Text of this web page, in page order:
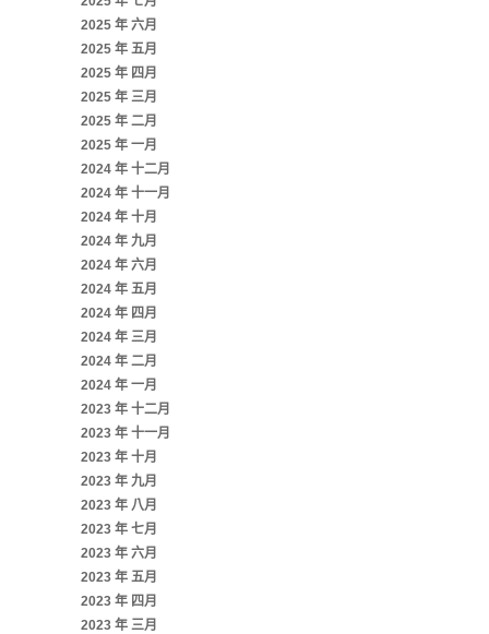
2025 年 六月
2025 年 五月
2025 年 四月
2025 年 三月
2025 年 二月
2025 年 一月
2024 年 十二月
2024 年 十一月
2024 年 十月
2024 年 九月
2024 年 六月
2024 年 五月
2024 年 四月
2024 年 三月
2024 年 二月
2024 年 一月
2023 年 十二月
2023 年 十一月
2023 年 十月
2023 年 九月
2023 年 八月
2023 年 七月
2023 年 六月
2023 年 五月
2023 年 四月
2023 年 三月